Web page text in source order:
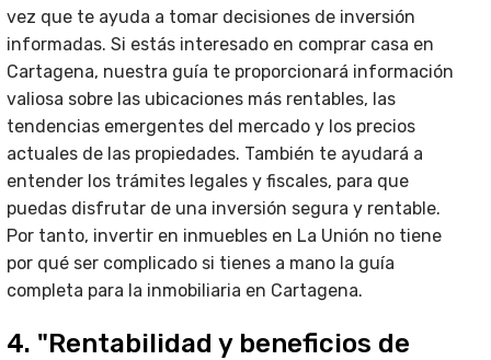
vez que te ayuda a tomar decisiones de inversión
informadas. Si estás interesado en comprar casa en
Cartagena, nuestra guía te proporcionará información
valiosa sobre las ubicaciones más rentables, las
tendencias emergentes del mercado y los precios
actuales de las propiedades. También te ayudará a
entender los trámites legales y fiscales, para que
puedas disfrutar de una inversión segura y rentable.
Por tanto, invertir en inmuebles en La Unión no tiene
por qué ser complicado si tienes a mano la guía
completa para la inmobiliaria en Cartagena.
4. "Rentabilidad y beneficios de